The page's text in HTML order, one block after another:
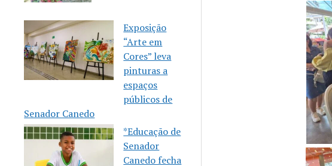
Exposição
“Arte em
Cores” leva
pinturas a
espaços
públicos de
Senador Canedo
*Educação de
Senador
Canedo fecha